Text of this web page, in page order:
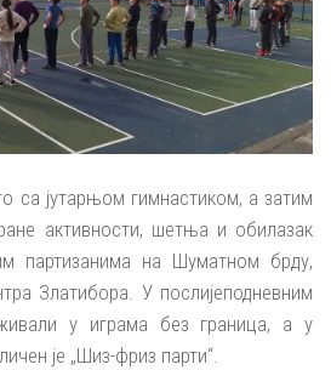
са јутарњом гимнастиком, а затим
активности, шетња и обилазак
партизанима на Шуматном брду,
Златибора. У послијеподневним
у играма без граница, а у
је „Шиз-фриз парти“.